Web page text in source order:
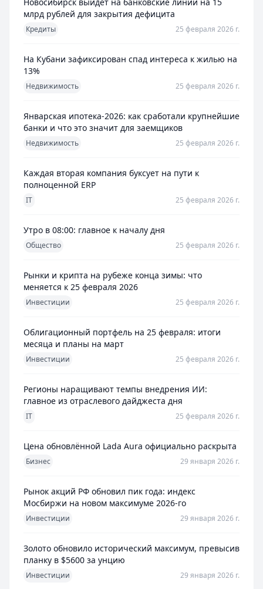
млрд рублей для закрытия дефицита
Кредиты 25 февраля 2026 г.
На Кубани зафиксирован спад интереса к жилью на
13%
Недвижимость 25 февраля 2026 г.
Январская ипотека-2026: как сработали крупнейшие
банки и что это значит для заемщиков
Недвижимость 25 февраля 2026 г.
Каждая вторая компания буксует на пути к
полноценной ERP
IT 25 февраля 2026 г.
Утро в 08:00: главное к началу дня
Общество 25 февраля 2026 г.
Рынки и крипта на рубеже конца зимы: что
меняется к 25 февраля 2026
Инвестиции 25 февраля 2026 г.
Облигационный портфель на 25 февраля: итоги
месяца и планы на март
Инвестиции 25 февраля 2026 г.
Регионы наращивают темпы внедрения ИИ:
главное из отраслевого дайджеста дня
IT 25 февраля 2026 г.
Цена обновлённой Lada Aura официально раскрыта
Бизнес 29 января 2026 г.
Рынок акций РФ обновил пик года: индекс
Мосбиржи на новом максимуме 2026-го
Инвестиции 29 января 2026 г.
Золото обновило исторический максимум, превысив
планку в $5600 за унцию
Инвестиции 29 января 2026 г.